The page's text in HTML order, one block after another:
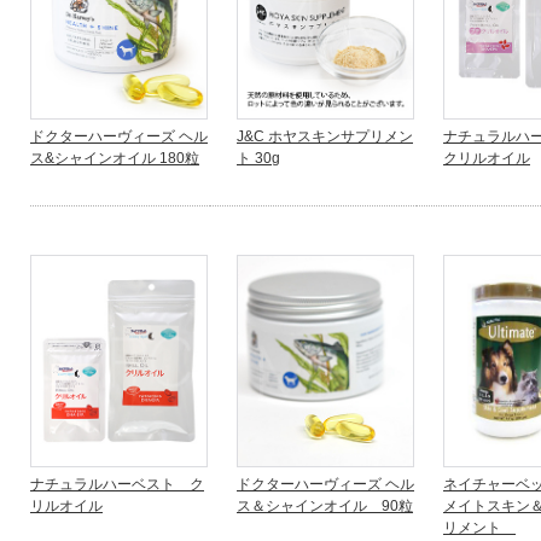
ドクターハーヴィーズ ヘル
ス&シャインオイル 180粒
J&C ホヤスキンサプリメン
ト 30g
ナチュラルハ
クリルオイル
ナチュラルハーベスト ク
リルオイル
ドクターハーヴィーズ ヘル
ス＆シャインオイル 90粒
ネイチャーベ
メイトスキン
リメント